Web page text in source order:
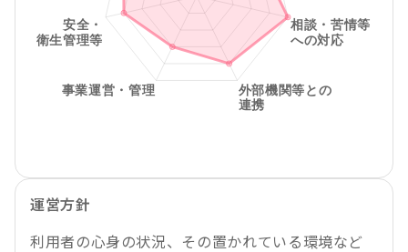
運営方針
利用者の心身の状況、その置かれている環境など